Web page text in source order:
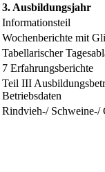
3. Ausbildungsjahr
Informationsteil
Wochenberichte mit
Tabellarischer
7 Erfahrungsberichte
Teil III
Betriebsdaten
Rindvieh-/